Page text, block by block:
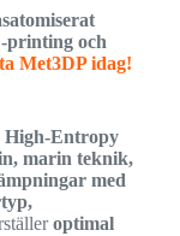
printing och
Met3DP idag!
High-Entropy
marin teknik,
med
optimal